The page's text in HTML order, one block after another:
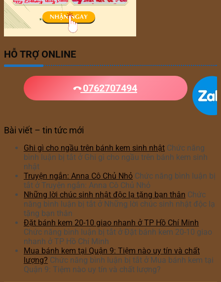
HỖ TRỢ ONLINE
0762707494
Bài viết – tin tức mới
Ghi gì cho ngầu trên bánh kem sinh nhật Chức năng
bình luận bị tắt ở Ghi gì cho ngầu trên bánh kem sinh
nhật
Truyện ngắn: Anna Cô Chủ Nhỏ Chức năng bình luận bị
tắt ở Truyện ngắn: Anna Cô Chủ Nhỏ
Những lời chúc sinh nhật độc lạ tặng bạn thân Chức
năng bình luận bị tắt ở Những lời chúc sinh nhật độc lạ
tặng bạn thân
Đặt bánh kem 20-10 giao nhanh ở TP Hồ Chí Minh
Chức năng bình luận bị tắt ở Đặt bánh kem 20-10 giao
nhanh ở TP Hồ Chí Minh
Mua bánh kem tại Quận 9: Tiệm nào uy tín và chất
lượng? Chức năng bình luận bị tắt ở Mua bánh kem tại
Quận 9: Tiệm nào uy tín và chất lượng?